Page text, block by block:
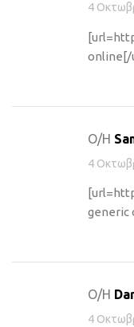
4
online[/
Ο/Η
4
generic
Ο/Η
4